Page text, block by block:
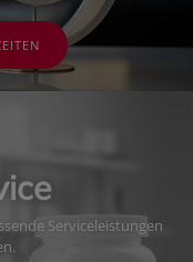
Serviceleistungen